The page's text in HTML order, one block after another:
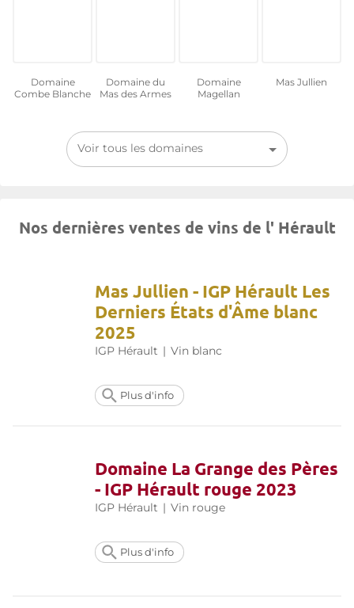
Domaine
Combe Blanche
Domaine du
Mas des Armes
Domaine
Magellan
Mas Jullien
Voir tous les domaines
Nos dernières ventes de vins de l' Hérault
Mas Jullien - IGP Hérault Les
Derniers États d'Âme blanc
2025
IGP Hérault | Vin blanc
Plus d'info
Domaine La Grange des Pères
- IGP Hérault rouge 2023
IGP Hérault | Vin rouge
Plus d'info